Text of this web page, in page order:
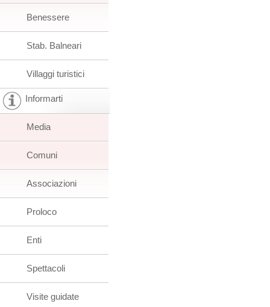
Benessere
Stab. Balneari
Villaggi turistici
Informarti
Media
Comuni
Associazioni
Proloco
Enti
Spettacoli
Visite guidate